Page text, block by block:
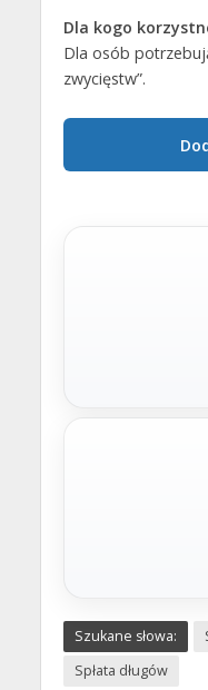
Dla kogo
Dla osób
zwycięstw”.
Na dowolny cel
Kredyt
Stabilne finansowanie
Szukane słowa:
Spłata długów